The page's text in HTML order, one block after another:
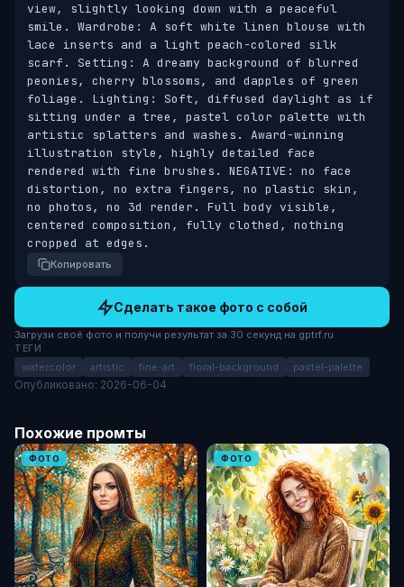
view, slightly looking down with a peaceful
smile. Wardrobe: A soft white linen blouse with
lace inserts and a light peach-colored silk
scarf. Setting: A dreamy background of blurred
peonies, cherry blossoms, and dapples of green
foliage. Lighting: Soft, diffused daylight as if
sitting under a tree, pastel color palette with
artistic splatters and washes. Award-winning
illustration style, highly detailed face
rendered with fine brushes. NEGATIVE: no face
distortion, no extra fingers, no plastic skin,
no photos, no 3d render. Full body visible,
centered composition, fully clothed, nothing
cropped at edges.
Копировать
Сделать такое фото с собой
Загрузи своё фото и получи результат за 30 секунд на gptrf.ru
ТЕГИ
watercolor artistic fine-art floral-background pastel-palette
Опубликовано: 2026-06-04
Похожие промты
ФОТО ФОТО